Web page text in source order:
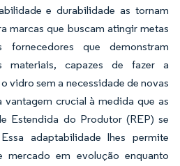
e durabilidade as tornam
marcas que buscam atingir metas
fornecedores que demonstram
materiais, capazes de fazer a
vidro sem a necessidade de novas
vantagem crucial à medida que as
Estendida do Produtor (REP) se
adaptabilidade lhes permite
mercado em evolução enquanto